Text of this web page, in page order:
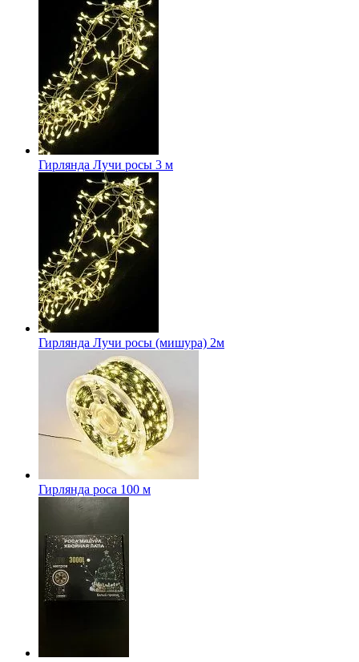
Гирлянда Лучи росы 3 м
Гирлянда Лучи росы (мишура) 2м
Гирлянда роса 100 м